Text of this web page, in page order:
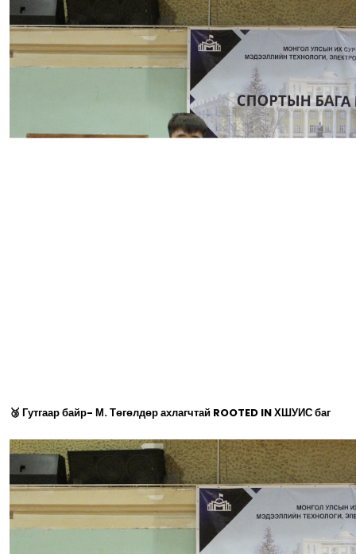
🥉 Гутгаар байр- М. Төгөлдөр ахлагчтай ROOTED IN ХШУИС баг